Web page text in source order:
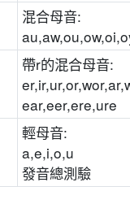
混合母音:
帶r的混合母音:
ear,eer,ere,ure
輕母音:
a,e,i,o,u
發音總測驗